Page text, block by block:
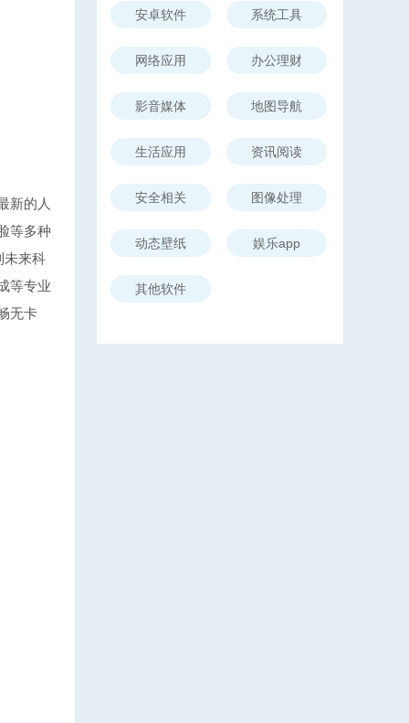
新的人
等多种
未来科
等专业
无卡
安卓软件 系统工具
网络应用 办公理财
影音媒体 地图导航
生活应用 资讯阅读
安全相关 图像处理
动态壁纸 娱乐app
其他软件